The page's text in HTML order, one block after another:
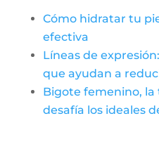
Cómo hidratar tu
efectiva
Líneas de
que ayudan a
Bigote femenino,
desafía los ideales